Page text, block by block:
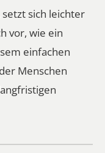
sich leichter
vor, wie ein
einfachen
Menschen